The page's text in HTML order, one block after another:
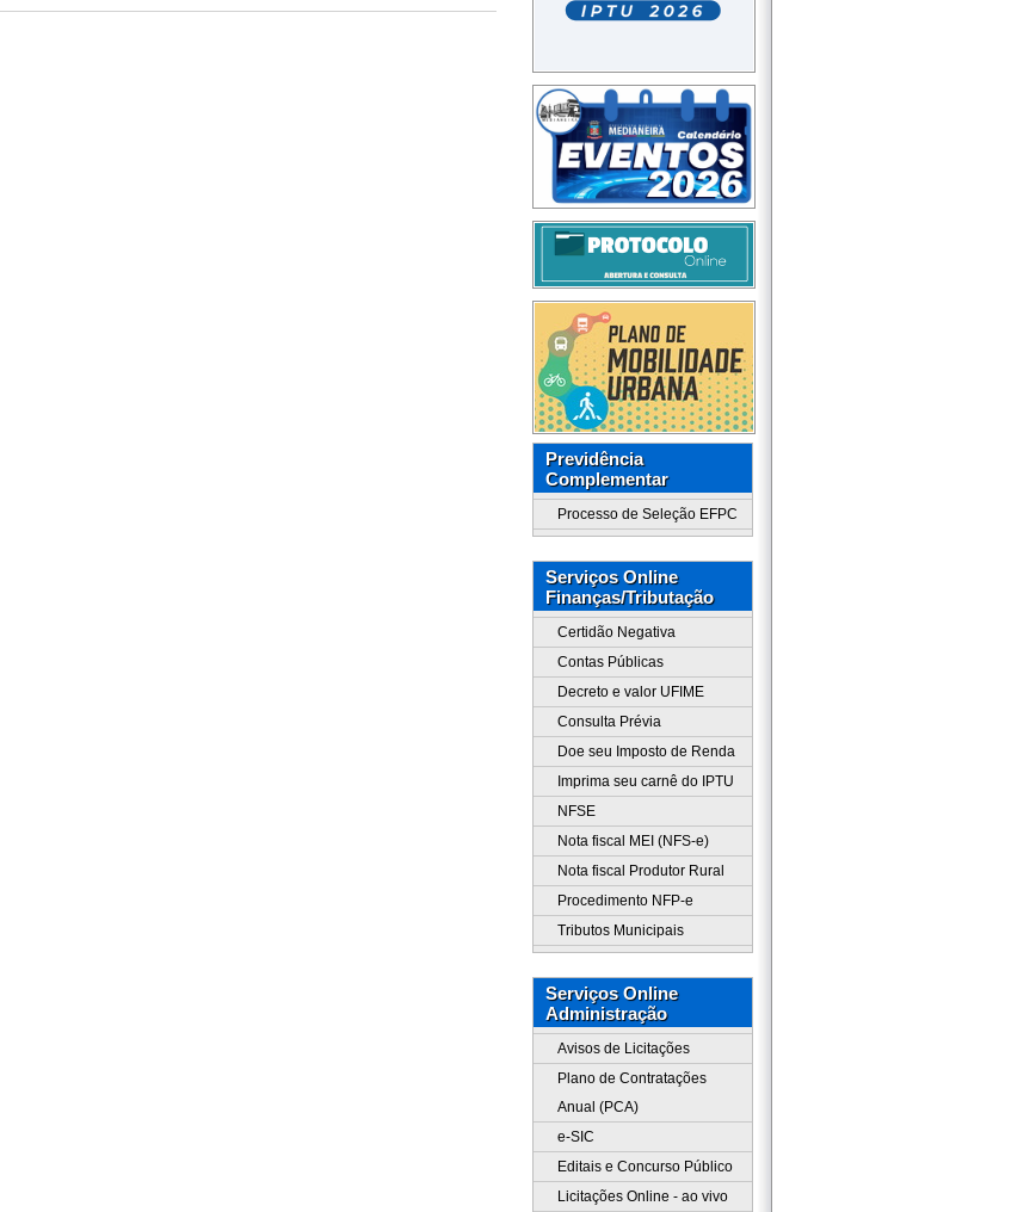
Previdência
Complementar
Processo de Seleção EFPC
Serviços Online
Finanças/Tributação
Certidão Negativa
Contas Públicas
Decreto e valor UFIME
Consulta Prévia
Doe seu Imposto de Renda
Imprima seu carnê do IPTU
NFSE
Nota fiscal MEI (NFS-e)
Nota fiscal Produtor Rural
Procedimento NFP-e
Tributos Municipais
Serviços Online
Administração
Avisos de Licitações
Plano de Contratações
Anual (PCA)
e-SIC
Editais e Concurso Público
Licitações Online - ao vivo